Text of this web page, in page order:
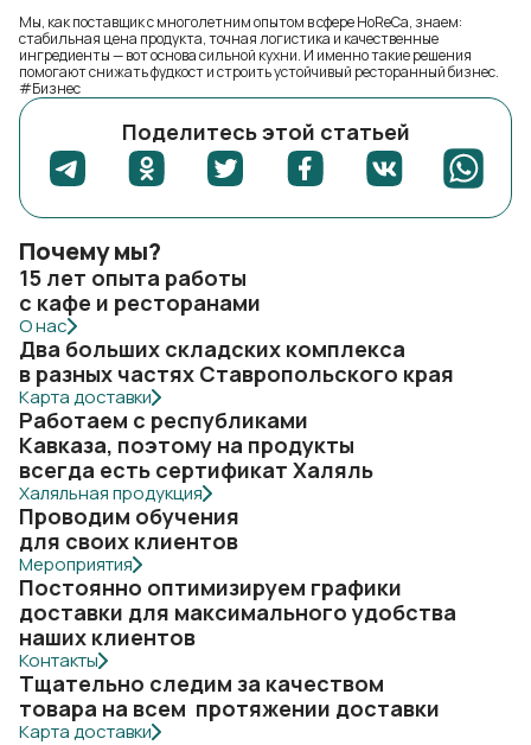
Мы, как поставщик с многолетним опытом в сфере HoReCa, знаем:
стабильная цена продукта, точная логистика и качественные
ингредиенты — вот основа сильной кухни. И именно такие решения
помогают снижать фудкост и строить устойчивый ресторанный бизнес.
#Бизнес
Поделитесь этой статьей
Почему мы?
15 лет опыта работы
с кафе и ресторанами
О нас
Два больших складских комплекса
в разных частях Ставропольского края
Карта доставки
Работаем с республиками
Кавказа, поэтому на продукты
всегда есть сертификат Халяль
Халяльная продукция
Проводим обучения
для своих клиентов
Мероприятия
Постоянно оптимизируем графики
доставки для максимального удобства
наших клиентов
Контакты
Тщательно следим за качеством
товара на всем протяжении доставки
Карта доставки